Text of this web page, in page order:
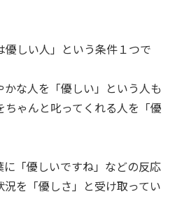
しい人」という条件１つで
な人を「優しい」という人も
ちゃんと叱ってくれる人を「優
「優しいですね」などの反応
を「優しさ」と受け取ってい